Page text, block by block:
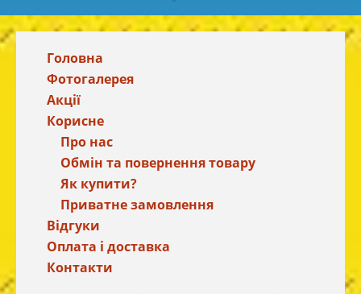
Головна
Фотогалерея
Акції
Корисне
Про нас
Обмін та повернення товару
Як купити?
Приватне замовлення
Відгуки
Оплата і доставка
Контакти